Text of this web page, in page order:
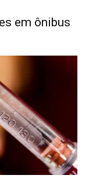
em ônibus